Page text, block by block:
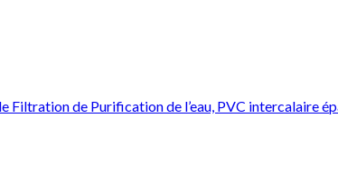
Filtration de Purification de l’eau, PVC intercalaire